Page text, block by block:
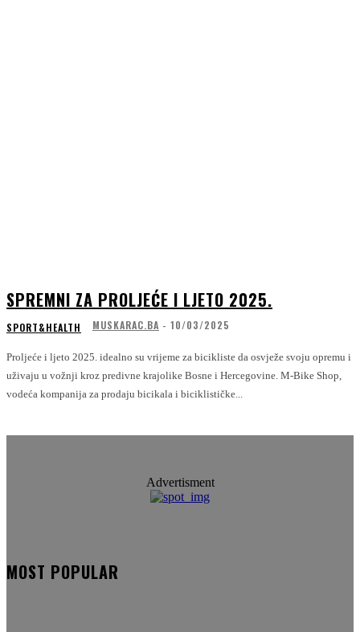
SPREMNI ZA PROLJEĆE I LJETO 2025.
SPORT&HEALTH MUSKARAC.BA - 10/03/2025
Proljeće i ljeto 2025. idealno su vrijeme za bicikliste da osvježe svoju opremu i
uživaju u vožnji kroz predivne krajolike Bosne i Hercegovine. M-Bike Shop,
vodeća kompanija za prodaju bicikala i biciklističke...
Advertisment
MOST POPULAR